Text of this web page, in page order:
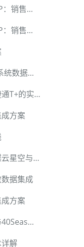
小满OKKICRM数据集成到智邦ERP：销售订单转换为销售合同
小满OKKICRM数据集成到智邦ERP：销售订单转换为销售合同
星空旗舰版与旺店通旗舰版 ERP 系统数据全链路集成
企业数据集成优化：道一云与畅捷通T+的实践案例
方案
企业间系统集成的关键路径：金蝶云星空与管易云的数据对接
据集成
方案
高效实现数据集成：金蝶云星空与40Seas的跨平台解决方案
解